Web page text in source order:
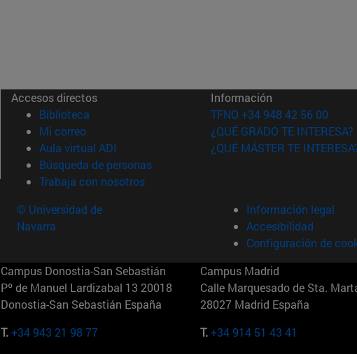
Accesos directos
Biblioteca (abre en nueva ventana)
Mi correo(abre en nueva ventana)
Aula virtual ADI (abre en nueva ventana)
Búsqueda de personas(abre en nueva ventana)
Trabaja con nosotros(abre en nueva ventana)
Información
TFNO +34 948 42 56 00
¿QUÉ GRADO TE INTERESA?
¿QUÉ MÁSTER TE
© Universidad de
Navarra
Información legal
Accesibilidad
Configuración de
Campus Donostia-San Sebastián
Pº de Manuel Lardizabal 13 20018
Donostia-San Sebastián España
T.+34 943 21 98 77
Campus Madrid
Calle Marquesado de Sta.
28027 Madrid España
T.+34 914 51 43 41